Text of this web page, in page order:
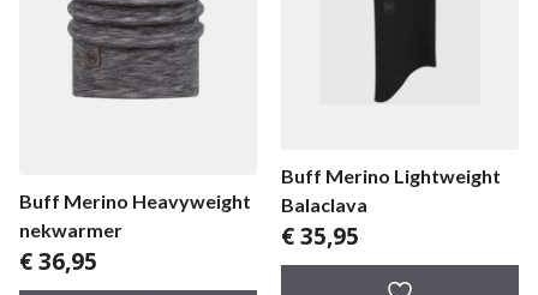
Buff Merino Heavyweight
nekwarmer
€36,95
Buff Merino Lightweight
Balaclava
€35,95